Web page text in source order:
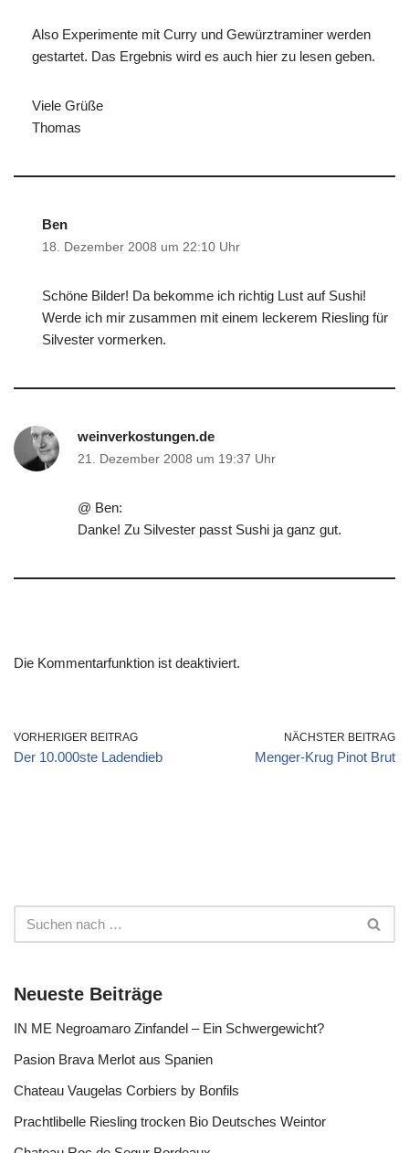
Also Experimente mit Curry und Gewürztraminer werden
gestartet. Das Ergebnis wird es auch hier zu lesen geben.
Viele Grüße
Thomas
Ben
18. Dezember 2008 um 22:10 Uhr
Schöne Bilder! Da bekomme ich richtig Lust auf Sushi!
Werde ich mir zusammen mit einem leckerem Riesling für
Silvester vormerken.
weinverkostungen.de
21. Dezember 2008 um 19:37 Uhr
@ Ben:
Danke! Zu Silvester passt Sushi ja ganz gut.
Die Kommentarfunktion ist deaktiviert.
VORHERIGER BEITRAG
Der 10.000ste Ladendieb
NÄCHSTER BEITRAG
Menger-Krug Pinot Brut
Neueste Beiträge
IN ME Negroamaro Zinfandel – Ein Schwergewicht?
Pasion Brava Merlot aus Spanien
Chateau Vaugelas Corbiers by Bonfils
Prachtlibelle Riesling trocken Bio Deutsches Weintor